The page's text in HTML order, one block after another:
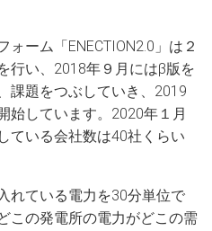
ーム「ENECTION2.0」は２
行い、2018年９月にはβ版を
課題をつぶしていき、2019
始しています。2020年１月
ている会社数は40社くらい
れている電力を30分単位で
この発電所の電力がどこの需